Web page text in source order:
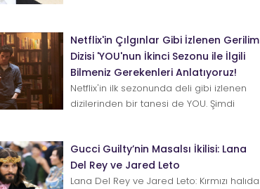
Netflix'in Çılgınlar Gibi İzlenen Gerilim
Dizisi 'YOU'nun İkinci Sezonu ile İlgili
Bilmeniz Gerekenleri Anlatıyoruz!
Netflix'in ilk sezonunda deli gibi izlenen
dizilerinden bir tanesi de YOU. Şimdi
Gucci Guilty’nin Masalsı İkilisi: Lana
Del Rey ve Jared Leto
Lana Del Rey ve Jared Leto: Kırmızı halıda